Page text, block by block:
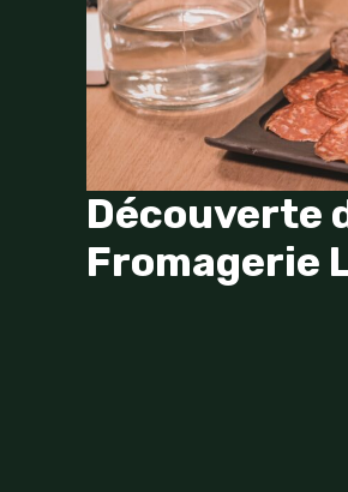
Découverte
Fromagerie